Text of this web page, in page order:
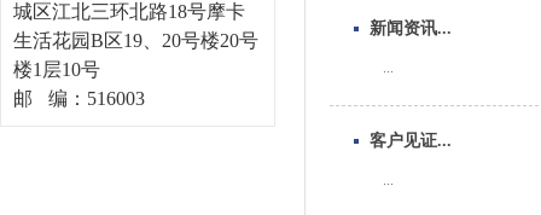
城区江北三环北路18号摩卡
生活花园B区19、20号楼20号
楼1层10号
邮 编：516003
新闻资讯...
...
客户见证...
...